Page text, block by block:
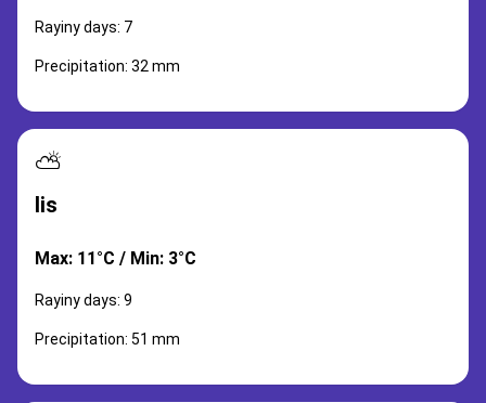
Rayiny days: 7
Precipitation: 32 mm
⛅
lis
Max: 11°C / Min: 3°C
Rayiny days: 9
Precipitation: 51 mm